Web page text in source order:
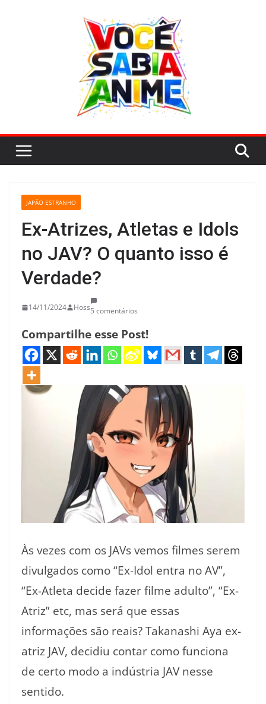
JAPÃO ESTRANHO
Ex-Atrizes, Atletas e Idols
no JAV? O quanto isso é
Verdade?
14/11/2024 Hoss5 comentários
Compartilhe esse Post!
Às vezes com os JAVs vemos filmes serem
divulgados como “Ex-Idol entra no AV”,
“Ex-Atleta decide fazer filme adulto”, “Ex-
Atriz” etc, mas será que essas
informações são reais? Takanashi Aya ex-
atriz JAV, decidiu contar como funciona
de certo modo a indústria JAV nesse
sentido.